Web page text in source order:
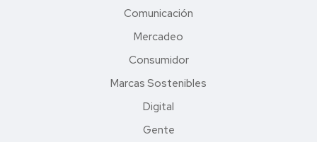
Comunicación
Mercadeo
Consumidor
Marcas Sostenibles
Digital
Gente